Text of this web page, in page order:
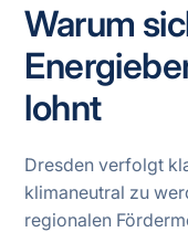
Warum
lohnt
Dresden verfolgt
klimaneutral zu
regionalen